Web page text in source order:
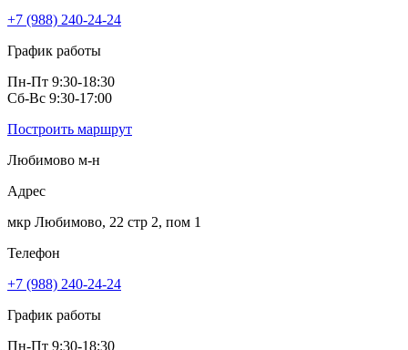
+7 (988) 240-24-24
График работы
Пн-Пт 9:30-18:30
Сб-Вс 9:30-17:00
Построить маршрут
Любимово м-н
Адрес
мкр Любимово, 22 стр 2, пом 1
Телефон
+7 (988) 240-24-24
График работы
Пн-Пт 9:30-18:30